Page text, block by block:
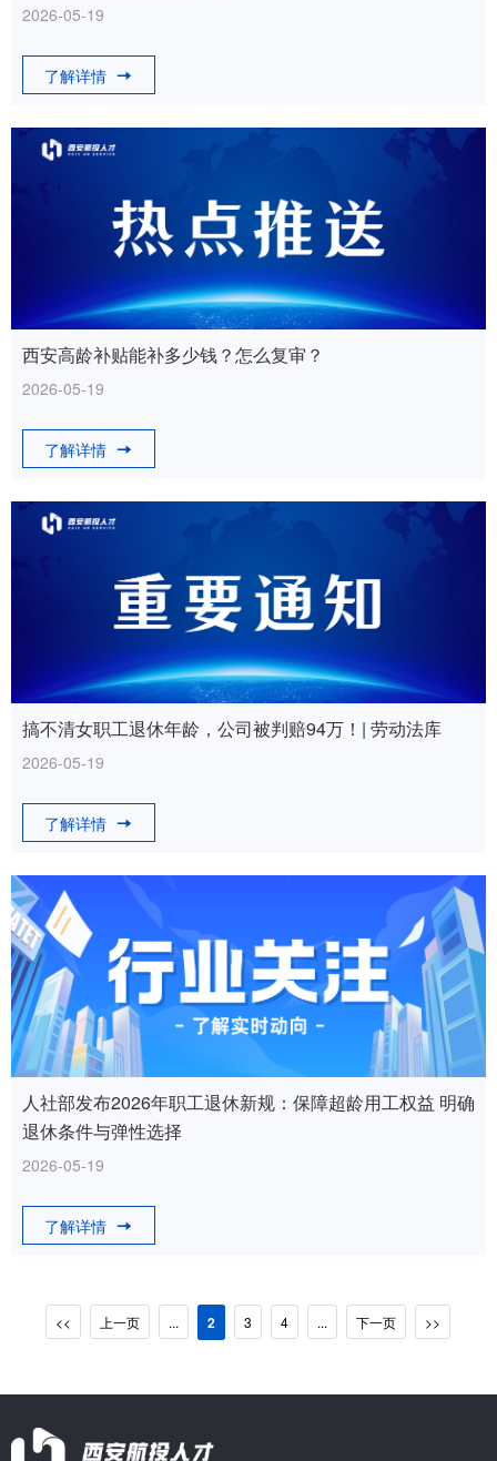
2026-05-19
了解详情
西安高龄补贴能补多少钱？怎么复审？
2026-05-19
了解详情
搞不清女职工退休年龄，公司被判赔94万！| 劳动法库
2026-05-19
了解详情
人社部发布2026年职工退休新规：保障超龄用工权益 明确
退休条件与弹性选择
2026-05-19
了解详情
<< 上一页 ... 2 3 4 ... 下一页 >>